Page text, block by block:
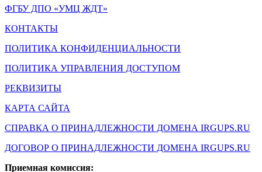
ФГБУ ДПО «УМЦ ЖДТ»
КОНТАКТЫ
ПОЛИТИКА КОНФИДЕНЦИАЛЬНОСТИ
ПОЛИТИКА УПРАВЛЕНИЯ ДОСТУПОМ
РЕКВИЗИТЫ
КАРТА САЙТА
СПРАВКА О ПРИНАДЛЕЖНОСТИ ДОМЕНА IRGUPS.RU
ДОГОВОР О ПРИНАДЛЕЖНОСТИ ДОМЕНА IRGUPS.RU
Приемная комиссия: